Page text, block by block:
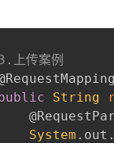
上传案例
String
System . out .